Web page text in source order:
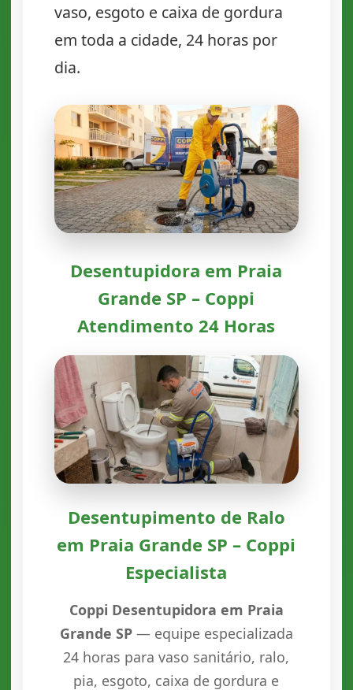
vaso, esgoto e caixa de gordura
em toda a cidade, 24 horas por
dia.
Desentupidora em Praia
Grande SP – Coppi
Atendimento 24 Horas
Desentupimento de Ralo
em Praia Grande SP – Coppi
Especialista
Coppi Desentupidora em Praia
Grande SP— equipe especializada
24 horas para vaso sanitário, ralo,
pia, esgoto, caixa de gordura e